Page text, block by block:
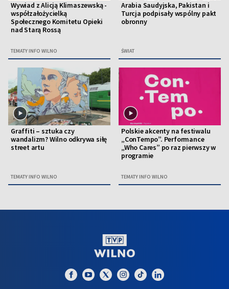
Wywiad z Alicją Klimaszewską -
współzałożycielką
Społecznego Komitetu Opieki
nad Starą Rossą
TEMATY INFO WILNO
Arabia Saudyjska, Pakistan i
Turcja podpisały wspólny pakt
obronny
ŚWIAT
Graffiti – sztuka czy
wandalizm? Wilno odkrywa siłę
street artu
TEMATY INFO WILNO
Polskie akcenty na festiwalu
„ConTempo”. Performance
„Who Cares” po raz pierwszy w
programie
TEMATY INFO WILNO